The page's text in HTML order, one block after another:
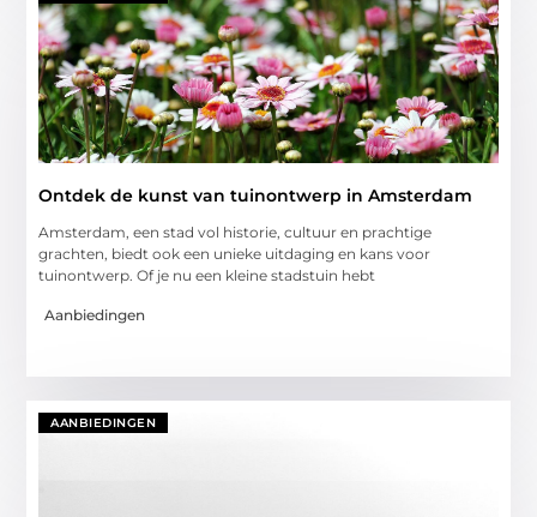
Ontdek de kunst van tuinontwerp in Amsterdam
Amsterdam, een stad vol historie, cultuur en prachtige
grachten, biedt ook een unieke uitdaging en kans voor
tuinontwerp. Of je nu een kleine stadstuin hebt
Aanbiedingen
AANBIEDINGEN